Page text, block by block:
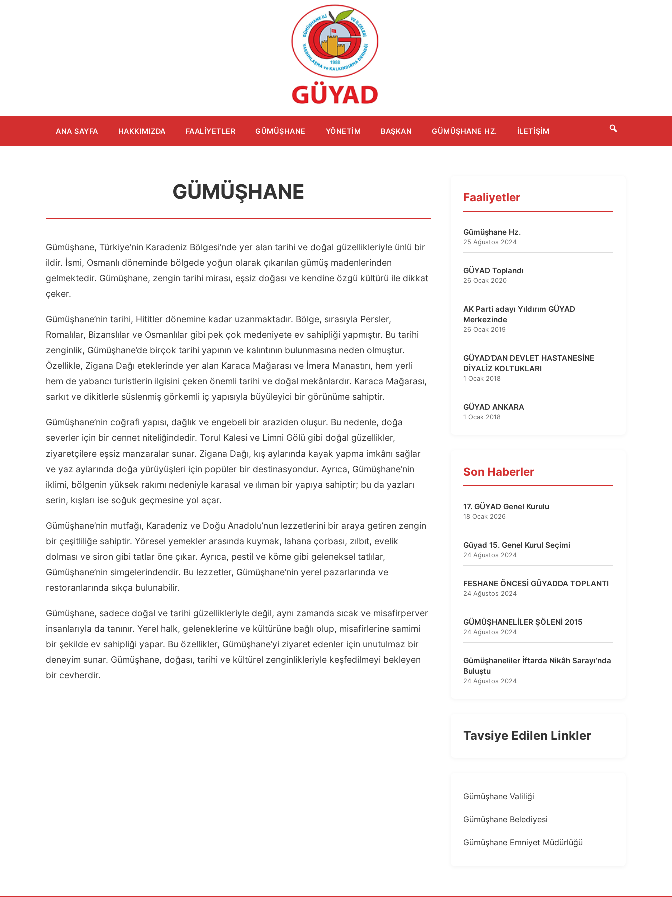
ANA SAYFA HAKKIMIZDA FAALIYETLER GÜMÜŞHANE YÖNETIM BAŞKAN GÜMÜŞHANE HZ. İLETIŞIM
GÜMÜŞHANE
Gümüşhane, Türkiye’nin Karadeniz Bölgesi’nde yer alan tarihi ve doğal güzellikleriyle ünlü bir
ildir. İsmi, Osmanlı döneminde bölgede yoğun olarak çıkarılan gümüş madenlerinden
gelmektedir. Gümüşhane, zengin tarihi mirası, eşsiz doğası ve kendine özgü kültürü ile dikkat
çeker.
Gümüşhane’nin tarihi, Hititler dönemine kadar uzanmaktadır. Bölge, sırasıyla Persler,
Romalılar, Bizanslılar ve Osmanlılar gibi pek çok medeniyete ev sahipliği yapmıştır. Bu tarihi
zenginlik, Gümüşhane’de birçok tarihi yapının ve kalıntının bulunmasına neden olmuştur.
Özellikle, Zigana Dağı eteklerinde yer alan Karaca Mağarası ve İmera Manastırı, hem yerli
hem de yabancı turistlerin ilgisini çeken önemli tarihi ve doğal mekânlardır. Karaca Mağarası,
sarkıt ve dikitlerle süslenmiş görkemli iç yapısıyla büyüleyici bir görünüme sahiptir.
Gümüşhane’nin coğrafi yapısı, dağlık ve engebeli bir araziden oluşur. Bu nedenle, doğa
severler için bir cennet niteliğindedir. Torul Kalesi ve Limni Gölü gibi doğal güzellikler,
ziyaretçilere eşsiz manzaralar sunar. Zigana Dağı, kış aylarında kayak yapma imkânı sağlar
ve yaz aylarında doğa yürüyüşleri için popüler bir destinasyondur. Ayrıca, Gümüşhane’nin
iklimi, bölgenin yüksek rakımı nedeniyle karasal ve ılıman bir yapıya sahiptir; bu da yazları
serin, kışları ise soğuk geçmesine yol açar.
Gümüşhane’nin mutfağı, Karadeniz ve Doğu Anadolu’nun lezzetlerini bir araya getiren zengin
bir çeşitliliğe sahiptir. Yöresel yemekler arasında kuymak, lahana çorbası, zılbıt, evelik
dolması ve siron gibi tatlar öne çıkar. Ayrıca, pestil ve köme gibi geleneksel tatlılar,
Gümüşhane’nin simgelerindendir. Bu lezzetler, Gümüşhane’nin yerel pazarlarında ve
restoranlarında sıkça bulunabilir.
Gümüşhane, sadece doğal ve tarihi güzellikleriyle değil, aynı zamanda sıcak ve misafirperver
insanlarıyla da tanınır. Yerel halk, geleneklerine ve kültürüne bağlı olup, misafirlerine samimi
bir şekilde ev sahipliği yapar. Bu özellikler, Gümüşhane’yi ziyaret edenler için unutulmaz bir
deneyim sunar. Gümüşhane, doğası, tarihi ve kültürel zenginlikleriyle keşfedilmeyi bekleyen
bir cevherdir.
Faaliyetler
Gümüşhane Hz.
25 Ağustos 2024
GÜYAD Toplandı
26 Ocak 2020
AK Parti adayı Yıldırım GÜYAD
Merkezinde
26 Ocak 2019
GÜYAD’DAN DEVLET HASTANESİNE
DİYALİZ KOLTUKLARI
1 Ocak 2018
GÜYAD ANKARA
1 Ocak 2018
Son Haberler
17. GÜYAD Genel Kurulu
18 Ocak 2026
Güyad 15. Genel Kurul Seçimi
24 Ağustos 2024
FESHANE ÖNCESİ GÜYADDA TOPLANTI
24 Ağustos 2024
GÜMÜŞHANELİLER ŞÖLENİ 2015
24 Ağustos 2024
Gümüşhaneliler İftarda Nikâh Sarayı’nda
Buluştu
24 Ağustos 2024
Tavsiye Edilen Linkler
Gümüşhane Valiliği
Gümüşhane Belediyesi
Gümüşhane Emniyet Müdürlüğü